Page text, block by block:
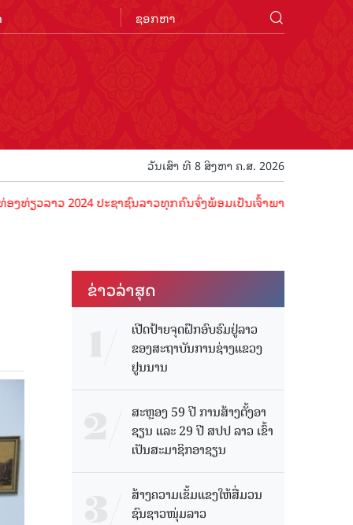
ວັນເສົາ ທີ 8 ສິງຫາ ຄ.ສ. 2026
ວ 2024 ປະຊາຊົນລາວທຸກຄົນຈົ່ງພ້ອມເປັນເຈົ້າພາບທີ່ດີ ຕ້ອນຮັບນັກທ່ອ
ຂ່າວ​ລ່າ​ສຸດ
ເປີດປ້າຍຈຸດຝຶກອົບຮົມຢູ່ລາວ
ຂອງສະຖາບັນການຊ່າງແຂວງ
ຢູນນານ
ສະຫຼອງ 59 ປີ ການສ້າງຕັ້ງອາ
ຊຽນ ແລະ 29 ປີ ສປປ ລາວ ເຂົ້າ
ເປັນສະມາຊິກອາຊຽນ
ສ້າງຄວາມເຂັ້ມແຂງໃຫ້ສື່ມວນ
ຊົນຊາວໜຸ່ມລາວ